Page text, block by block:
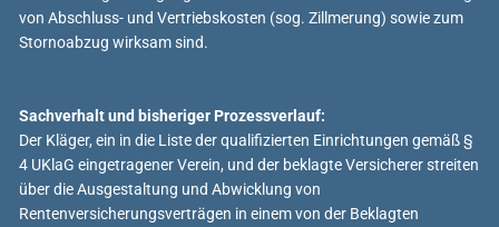
von Abschluss- und Vertriebskosten (sog. Zillmerung) sowie zum
Stornoabzug wirksam sind.
Sachverhalt und bisheriger Prozessverlauf:
Der Kläger, ein in die Liste der qualifizierten Einrichtungen gemäß §
4 UKlaG eingetragener Verein, und der beklagte Versicherer streiten
über die Ausgestaltung und Abwicklung von
Rentenversicherungsverträgen in einem von der Beklagten